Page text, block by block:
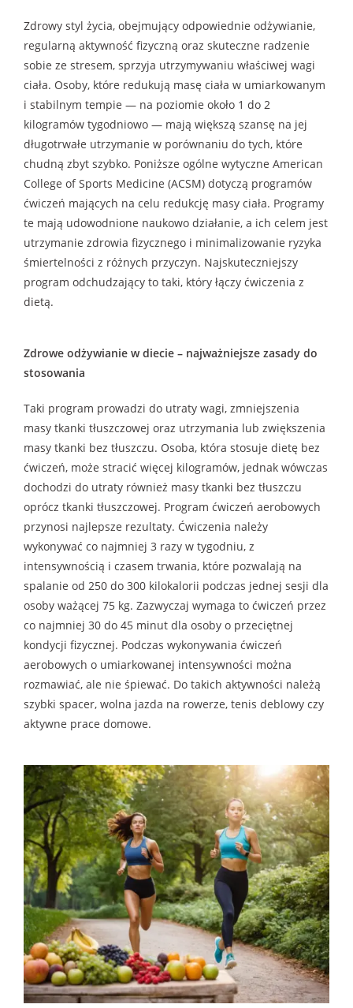
Zdrowy styl życia, obejmujący odpowiednie odżywianie,
regularną aktywność fizyczną oraz skuteczne radzenie
sobie ze stresem, sprzyja utrzymywaniu właściwej wagi
ciała. Osoby, które redukują masę ciała w umiarkowanym
i stabilnym tempie — na poziomie około 1 do 2
kilogramów tygodniowo — mają większą szansę na jej
długotrwałe utrzymanie w porównaniu do tych, które
chudną zbyt szybko. Poniższe ogólne wytyczne American
College of Sports Medicine (ACSM) dotyczą programów
ćwiczeń mających na celu redukcję masy ciała. Programy
te mają udowodnione naukowo działanie, a ich celem jest
utrzymanie zdrowia fizycznego i minimalizowanie ryzyka
śmiertelności z różnych przyczyn. Najskuteczniejszy
program odchudzający to taki, który łączy ćwiczenia z
dietą.
Zdrowe odżywianie w diecie – najważniejsze zasady do
stosowania
Taki program prowadzi do utraty wagi, zmniejszenia
masy tkanki tłuszczowej oraz utrzymania lub zwiększenia
masy tkanki bez tłuszczu. Osoba, która stosuje dietę bez
ćwiczeń, może stracić więcej kilogramów, jednak wówczas
dochodzi do utraty również masy tkanki bez tłuszczu
oprócz tkanki tłuszczowej. Program ćwiczeń aerobowych
przynosi najlepsze rezultaty. Ćwiczenia należy
wykonywać co najmniej 3 razy w tygodniu, z
intensywnością i czasem trwania, które pozwalają na
spalanie od 250 do 300 kilokalorii podczas jednej sesji dla
osoby ważącej 75 kg. Zazwyczaj wymaga to ćwiczeń przez
co najmniej 30 do 45 minut dla osoby o przeciętnej
kondycji fizycznej. Podczas wykonywania ćwiczeń
aerobowych o umiarkowanej intensywności można
rozmawiać, ale nie śpiewać. Do takich aktywności należą
szybki spacer, wolna jazda na rowerze, tenis deblowy czy
aktywne prace domowe.